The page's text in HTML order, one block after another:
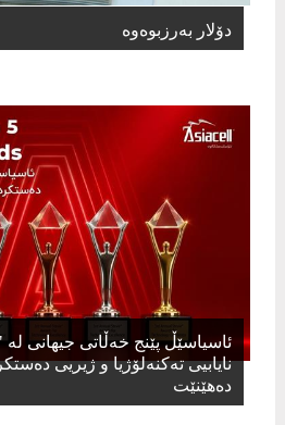
دۆلار بەرزبوەوە
نایابیی تەکنەلۆژیا و ژیریی
دەهێنێت